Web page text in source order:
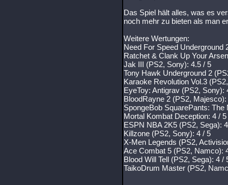
Das Spiel hält alles, was es
noch mehr zu bieten als man
Weitere Wertungen:
Need For Speed Underground
Ratchet & Clank Up Your
Jak III (PS2, Sony): 4.5 / 5
Tony Hawk Underground 2
Karaoke Revolution Vol.3
EyeToy: Antigrav (PS2, Sony):
BloodRayne 2 (PS2, Majesco):
SpongeBob SquarePants:
Mortal Kombat Deception: 4 / 5
ESPN NBA 2K5 (PS2, Sega):
Killzone (PS2, Sony): 4 / 5
X-Men Legends (PS2,
Ace Combat 5 (PS2, Namco):
Blood Will Tell (PS2, Sega): 4 /
TaikoDrum Master (PS2,